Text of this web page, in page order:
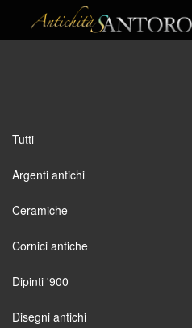
Tutti
Argenti antichi
Ceramiche
Cornici antiche
Dipinti '900
Disegni antichi